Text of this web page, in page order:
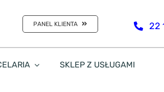
PANEL KLIENTA 22
SKLEP Z USŁUGAMI